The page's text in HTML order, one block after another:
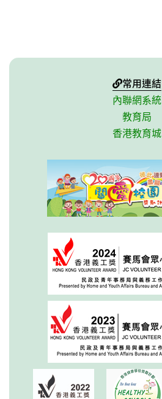
常用連結
內聯網系統
教育局
香港教育城